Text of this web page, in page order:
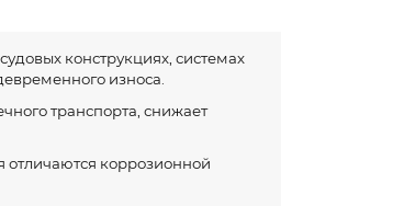
конструкциях, системах
износа.
транспорта, снижает
отличаются коррозионной